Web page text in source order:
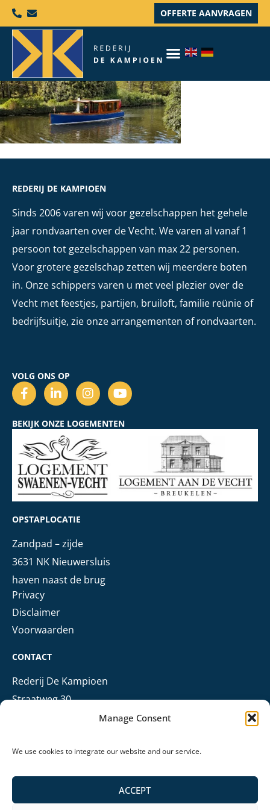
Manage Consent
We use cookies to integrate our website and our service.
ACCEPT
OFFERTE AANVRAGEN
REDERIJ DE KAMPIOEN
Sinds 2006 varen wij voor gezelschappen het gehele
jaar rondvaarten over de Vecht. We varen al vanaf 1
persoon tot gezelschappen van max 22 personen.
Voor grotere gezelschap zetten wij meerdere boten
in. Onze schippers varen u met veel plezier over de
Vecht met feestjes, partijen, bruiloft, familie reünie of
bedrijfsuitje, zie onze arrangementen of rondvaarten.
VOLG ONS OP
BEKIJK ONZE LOGEMENTEN
OPSTAPLOCATIE
Zandpad – zijde
3631 NK Nieuwersluis
haven naast de brug
Privacy
Disclaimer
Voorwaarden
CONTACT
Rederij De Kampioen
Straatweg 30
+31 (0)346 724 009